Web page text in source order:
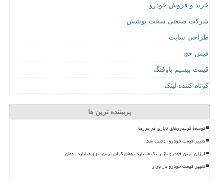
خرید و فروش خودرو
شرکت صنعتی سخت پوشش
طراحی سایت
فیش حج
قیمت بیسیم باوفنگ
کوتاه کننده لینک
پربیننده ترین ها
توسعه کریدورهای تجاری در مرزها
تغییر قیمت خودرو، عجیب شد
ارزان ترین خودرو بازار یک میلیارد تومان گران ترین ۱۱۰ میلیارد تومان
تغییر قیمت خودرو در بازار